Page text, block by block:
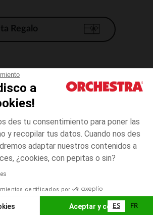
a
des tu consentimiento para poner las
y recopilar tus datos. Cuando nos des
adaptar nuestros contenidos a
¿cookies, con pepitas o sin?
certificados por
Aceptar y cerrar
3
meses
A LA CESTA
Regalo
generales de venta
Aviso Legal
de las ofertas actuales
Gestión de las cookies
Accesibilidad: no conforme
de ética de la Federación Francesa de comercio
distancia (FEVAD) y al sistema de mediación de
ES FR